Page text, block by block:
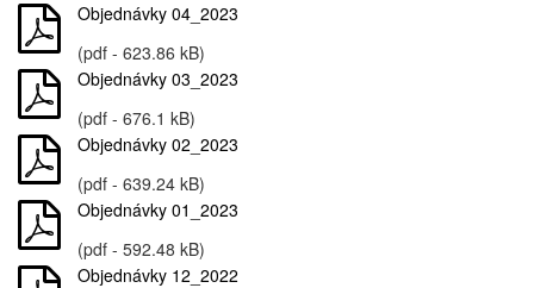
Objednávky 04_2023
(pdf - 623.86 kB)
Objednávky 03_2023
(pdf - 676.1 kB)
Objednávky 02_2023
(pdf - 639.24 kB)
Objednávky 01_2023
(pdf - 592.48 kB)
Objednávky 12_2022